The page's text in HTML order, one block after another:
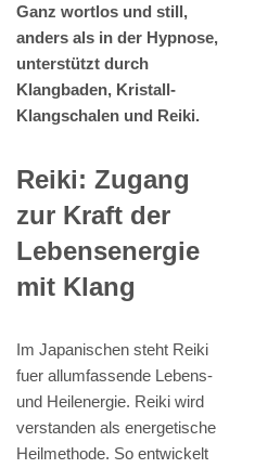
Ganz wortlos und still,
anders als in der Hypnose,
unterstützt durch
Klangbaden, Kristall-
Klangschalen und Reiki.
Reiki: Zugang
zur Kraft der
Lebensenergie
mit Klang
Im Japanischen steht Reiki
fuer allumfassende Lebens-
und Heilenergie. Reiki wird
verstanden als energetische
Heilmethode. So entwickelt